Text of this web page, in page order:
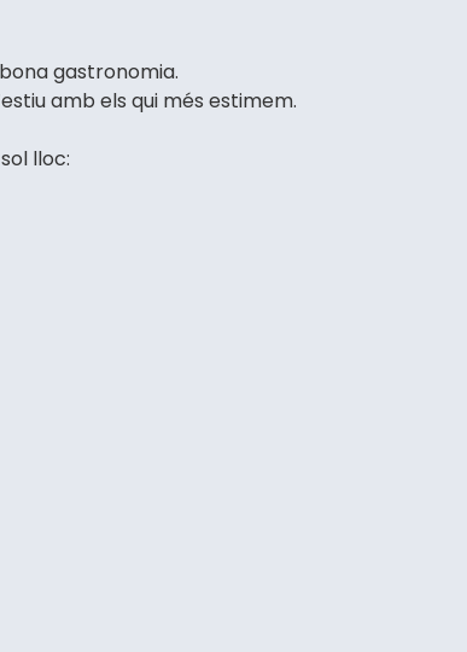
gastronomia.
amb els qui més estimem.
lloc: